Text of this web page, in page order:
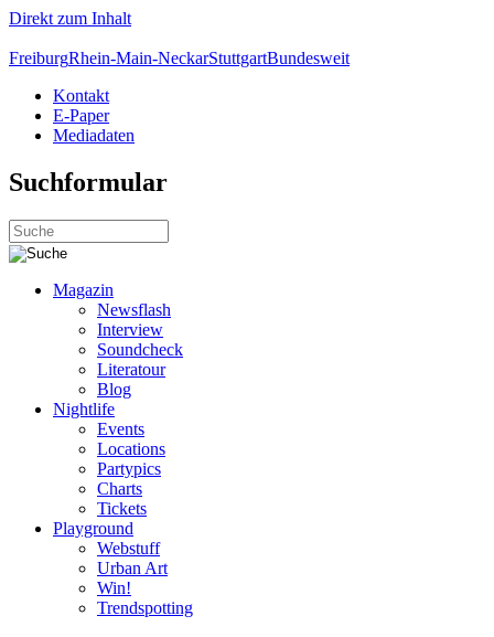
Direkt zum Inhalt
FreiburgRhein-Main-NeckarStuttgartBundesweit
Kontakt
E-Paper
Mediadaten
Suchformular
Magazin
Newsflash
Interview
Soundcheck
Literatour
Blog
Nightlife
Events
Locations
Partypics
Charts
Tickets
Playground
Webstuff
Urban Art
Win!
Trendspotting